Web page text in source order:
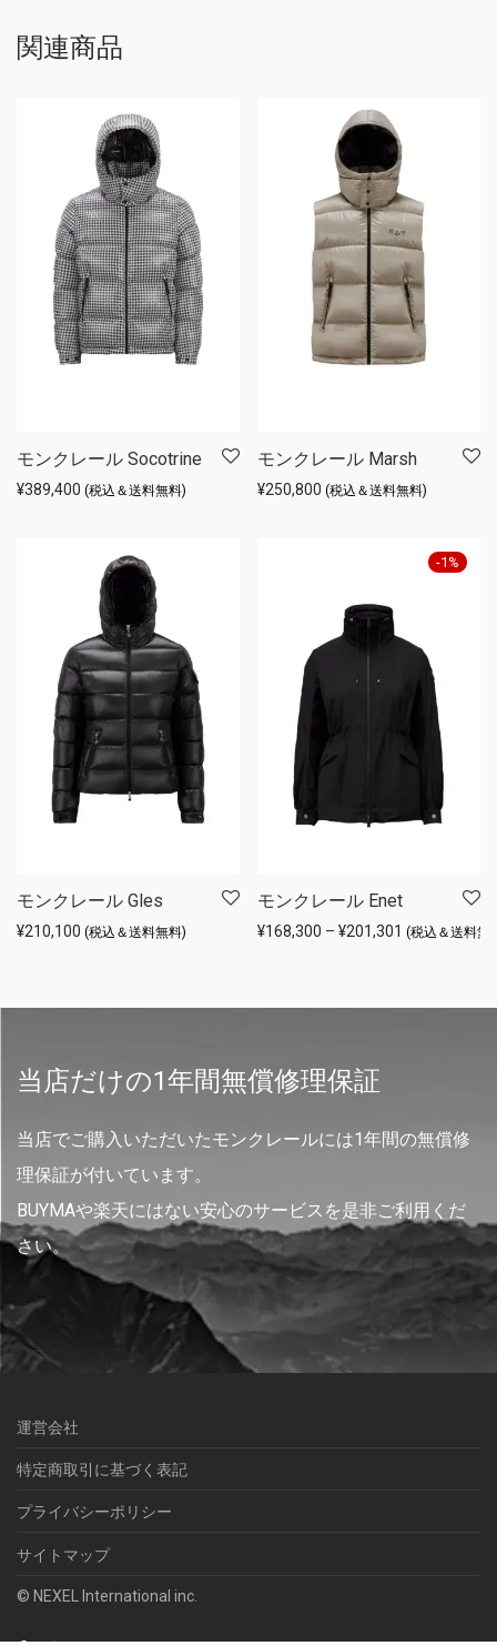
関連商品
モンクレール Socotrine
¥389,400 (税込＆送料無料)
モンクレール Marsh
¥250,800 (税込＆送料無料)
モンクレール Gles
¥210,100 (税込＆送料無料)
-1 %
モンクレール Enet
¥168,300 – ¥201,301 価格帯:
(税込＆送料無
当店だけの1年間無償修理保証
当店でご購入いただいたモンクレールには1年間の無償修
理保証が付いています。
BUYMAや楽天にはない安心のサービスを是非ご利用くだ
さい。
運営会社
特定商取引に基づく表記
プライバシーポリシー
サイトマップ
© NEXEL International inc.